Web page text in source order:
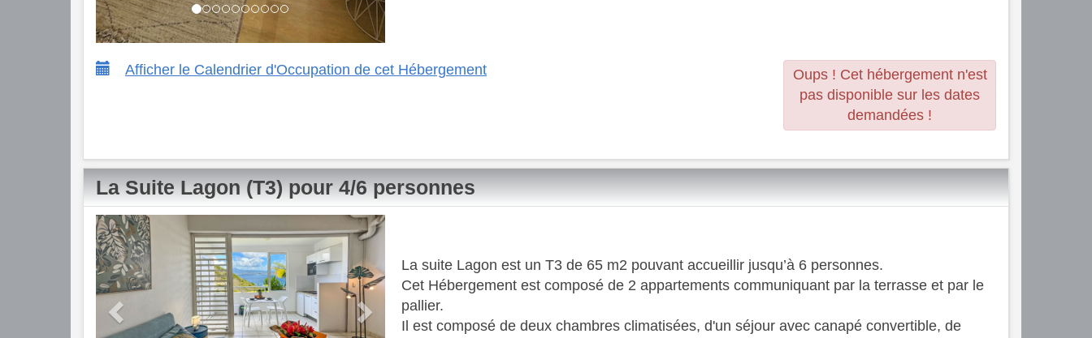
Afficher le Calendrier d'Occupation de cet Hébergement
Oups ! Cet hébergement n'est
pas disponible sur les dates
demandées !
La Suite Lagon (T3) pour 4/6 personnes
Previous Next
La suite Lagon est un T3 de 65 m2 pouvant accueillir jusqu’à 6 personnes.
Cet Hébergement est composé de 2 appartements communiquant par la terrasse et par le
pallier.
Il est composé de deux chambres climatisées, d'un séjour avec canapé convertible, de